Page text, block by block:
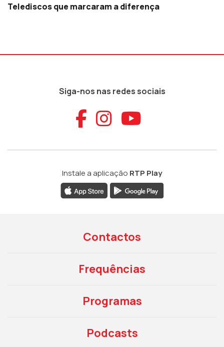
Telediscos que marcaram a diferença
Siga-nos nas redes sociais
Aceder ao
Aceder ao
Aceder
Instale a aplicação RTP Play
Contactos
Frequências
Programas
Podcasts